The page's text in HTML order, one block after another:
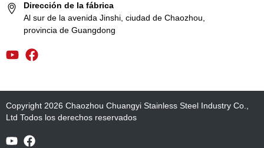
Dirección de la fábrica
Al sur de la avenida Jinshi, ciudad de Chaozhou,
provincia de Guangdong
Copyright 2026 Chaozhou Chuangyi Stainless Steel Industry Co.,
Ltd Todos los derechos reservados